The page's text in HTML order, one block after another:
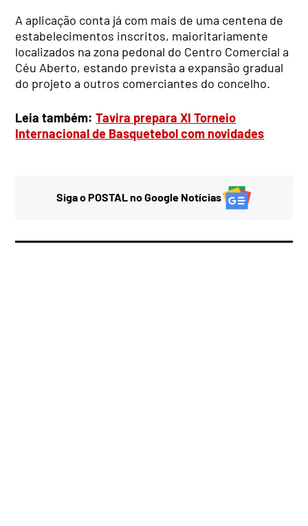
A aplicação conta já com mais de uma centena de
estabelecimentos inscritos, maioritariamente
localizados na zona pedonal do Centro Comercial a
Céu Aberto, estando prevista a expansão gradual
do projeto a outros comerciantes do concelho.
Leia também:Tavira prepara XI Torneio
Internacional de Basquetebol com novidades
Siga o POSTAL no Google Notícias